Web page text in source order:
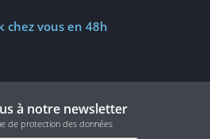
chez vous en 48h
à notre newsletter
de protection des données